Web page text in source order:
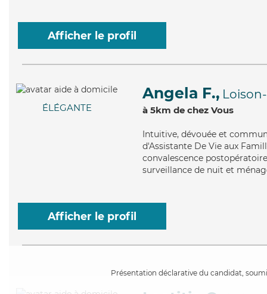
Afficher le profil
ÉLÉGANTE
Angela F.,
à 5km de chez Vous
Intuitive, dévouée et
d'Assistante De Vie aux
convalescence
surveillance de nuit et
Afficher le profil
Présentation déclarative du candidat,